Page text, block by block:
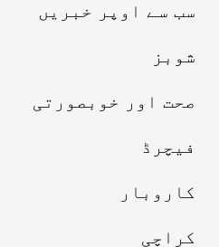
سب سے اوپر خبریں
شوبز
صحت اور خوبصورتی
فیچرڈ
کاروبار
کراچی